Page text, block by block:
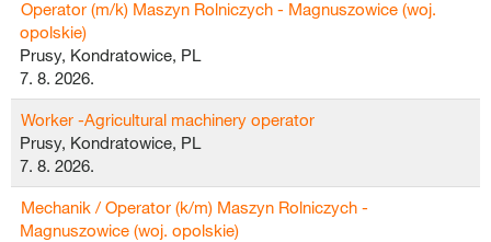
Operator (m/k) Maszyn Rolniczych - Magnuszowice (woj.
opolskie)
Prusy, Kondratowice, PL
7. 8. 2026.
Worker -Agricultural machinery operator
Prusy, Kondratowice, PL
7. 8. 2026.
Mechanik / Operator (k/m) Maszyn Rolniczych -
Magnuszowice (woj. opolskie)